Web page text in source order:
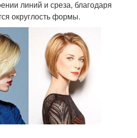
линий и среза, благодаря
округлость формы.